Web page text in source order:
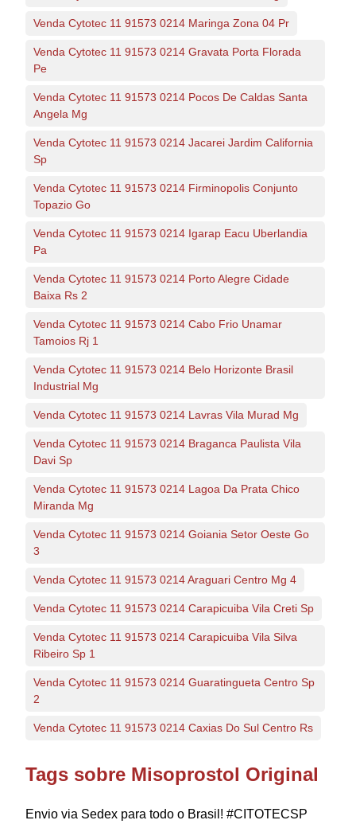
Venda Cytotec 11 91573 0214 Maringa Zona 04 Pr
Venda Cytotec 11 91573 0214 Gravata Porta Florada
Pe
Venda Cytotec 11 91573 0214 Pocos De Caldas Santa
Angela Mg
Venda Cytotec 11 91573 0214 Jacarei Jardim California
Sp
Venda Cytotec 11 91573 0214 Firminopolis Conjunto
Topazio Go
Venda Cytotec 11 91573 0214 Igarap Eacu Uberlandia
Pa
Venda Cytotec 11 91573 0214 Porto Alegre Cidade
Baixa Rs 2
Venda Cytotec 11 91573 0214 Cabo Frio Unamar
Tamoios Rj 1
Venda Cytotec 11 91573 0214 Belo Horizonte Brasil
Industrial Mg
Venda Cytotec 11 91573 0214 Lavras Vila Murad Mg
Venda Cytotec 11 91573 0214 Braganca Paulista Vila
Davi Sp
Venda Cytotec 11 91573 0214 Lagoa Da Prata Chico
Miranda Mg
Venda Cytotec 11 91573 0214 Goiania Setor Oeste Go
3
Venda Cytotec 11 91573 0214 Araguari Centro Mg 4
Venda Cytotec 11 91573 0214 Carapicuiba Vila Creti Sp
Venda Cytotec 11 91573 0214 Carapicuiba Vila Silva
Ribeiro Sp 1
Venda Cytotec 11 91573 0214 Guaratingueta Centro Sp
2
Venda Cytotec 11 91573 0214 Caxias Do Sul Centro Rs
Tags sobre Misoprostol Original
Envio via Sedex para todo o Brasil! #CITOTECSP